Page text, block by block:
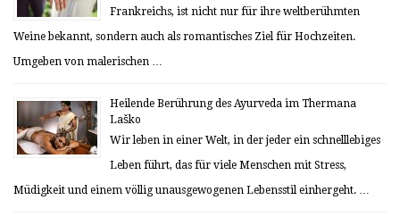
Frankreichs, ist nicht nur für ihre weltberühmten
Weine bekannt, sondern auch als romantisches Ziel für Hochzeiten.
Umgeben von malerischen …
Heilende Berührung des Ayurveda im Thermana
Laško
Wir leben in einer Welt, in der jeder ein schnelllebiges
Leben führt, das für viele Menschen mit Stress,
Müdigkeit und einem völlig unausgewogenen Lebensstil einhergeht. …